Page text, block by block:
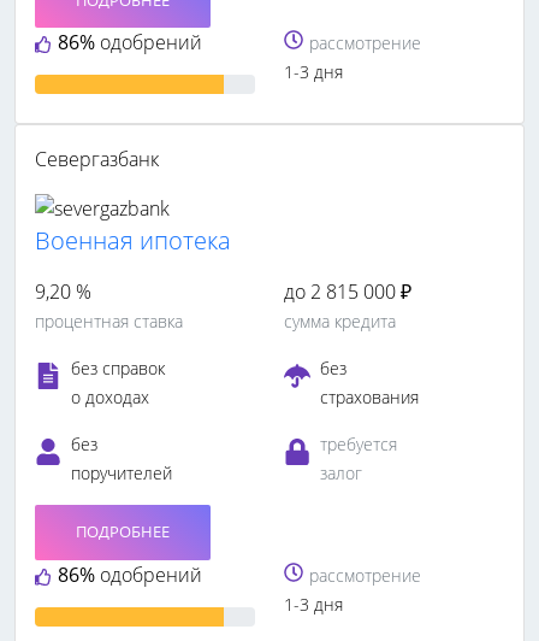
86% одобрений
рассмотрение
1-3 дня
Севергазбанк
Военная ипотека
9,20 %
процентная ставка
до 2 815 000 ₽
сумма кредита
без справок
о доходах
без
страхования
без
поручителей
требуется
залог
86% одобрений
ПОДРОБНЕЕ
рассмотрение
1-3 дня